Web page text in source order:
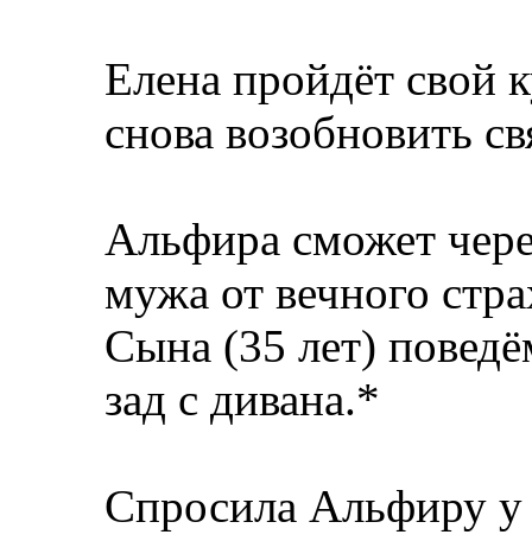
Елена пройдёт свой
снова возобновить
Альфира сможет
мужа от вечного
Сына (35 лет)
зад с дивана.*
Спросила Альфиру у